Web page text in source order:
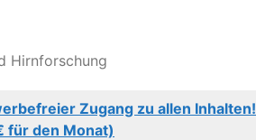
Hirnforschung
Zugang zu allen Inhalten!
für den Monat)